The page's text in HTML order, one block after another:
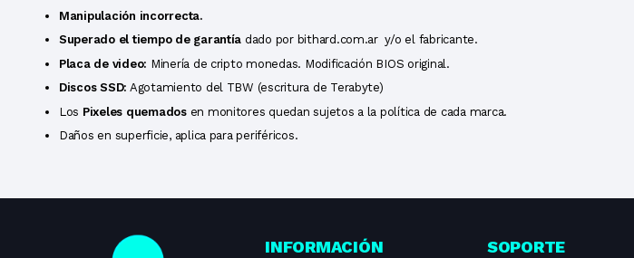
Manipulación incorrecta.
Superado el tiempo de garantía dado por bithard.com.ar y/o el fabricante.
Placa de video: Minería de cripto monedas. Modificación BIOS original.
Discos SSD: Agotamiento del TBW (escritura de Terabyte)
Los Pixeles quemadosen monitores quedan sujetos a la política de cada marca.
Daños en superficie, aplica para periféricos.
INFORMACIÓN SOPORTE